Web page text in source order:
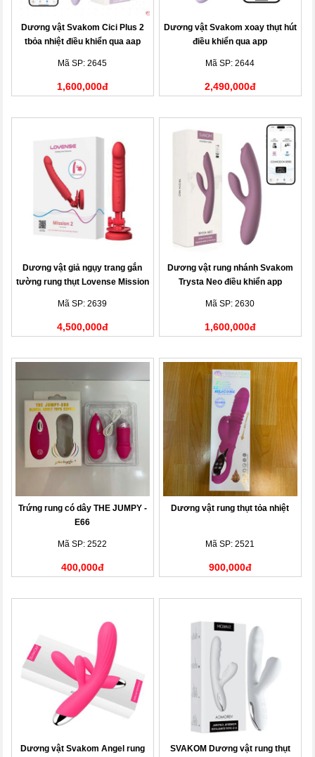
Dương vật Svakom Cici Plus 2
tbỏa nhiệt điều khiển qua aap
Mã SP: 2645
1,600,000đ
Dương vật Svakom xoay thụt hút
điều khiển qua app
Mã SP: 2644
2,490,000đ
Dương vật giả ngụy trang gắn
tường rung thụt Lovense Mission
Mã SP: 2639
4,500,000đ
Dương vật rung nhánh Svakom
Trysta Neo điều khiển app
Mã SP: 2630
1,600,000đ
Trứng rung có dây THE JUMPY -
E66
Mã SP: 2522
400,000đ
Dương vật rung thụt tỏa nhiệt
Mã SP: 2521
900,000đ
Dương vật Svakom Angel rung
SVAKOM Dương vật rung thụt